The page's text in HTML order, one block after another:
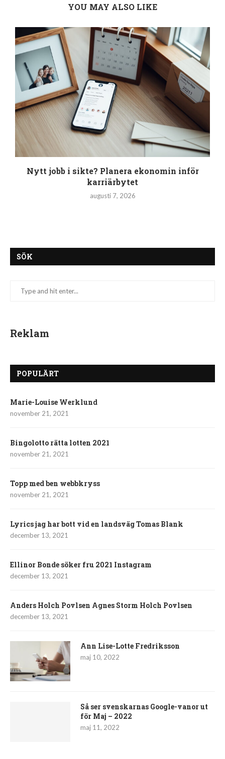
YOU MAY ALSO LIKE
Nytt jobb i sikte? Planera ekonomin inför
karriärbytet
augusti 7, 2026
SÖK
Reklam
POPULÄRT
Marie-Louise Werklund
november 21, 2021
Bingolotto rätta lotten 2021
november 21, 2021
Topp med ben webbkryss
november 21, 2021
Lyrics jag har bott vid en landsväg Tomas Blank
december 13, 2021
Ellinor Bonde söker fru 2021 Instagram
december 13, 2021
Anders Holch Povlsen Agnes Storm Holch Povlsen
december 13, 2021
Ann Lise-Lotte Fredriksson
maj 10, 2022
Så ser svenskarnas Google-vanor ut
för Maj – 2022
maj 11, 2022